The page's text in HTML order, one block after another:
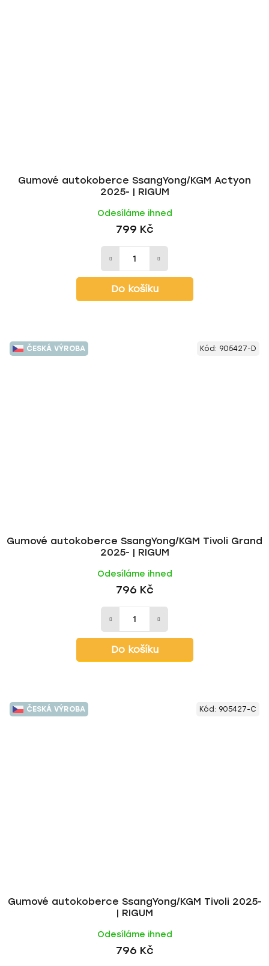
Gumové autokoberce SsangYong/KGM Actyon
2025- | RIGUM
Odesíláme ihned
799 Kč
Do košíku
ČESKÁ VÝROBA
Gumové autokoberce SsangYong/KGM Tivoli Grand
2025- | RIGUM
Odesíláme ihned
796 Kč
Do košíku
Kód: 905427-D
ČESKÁ VÝROBA
Gumové autokoberce SsangYong/KGM Tivoli 2025-
| RIGUM
Odesíláme ihned
796 Kč
Kód: 905427-C